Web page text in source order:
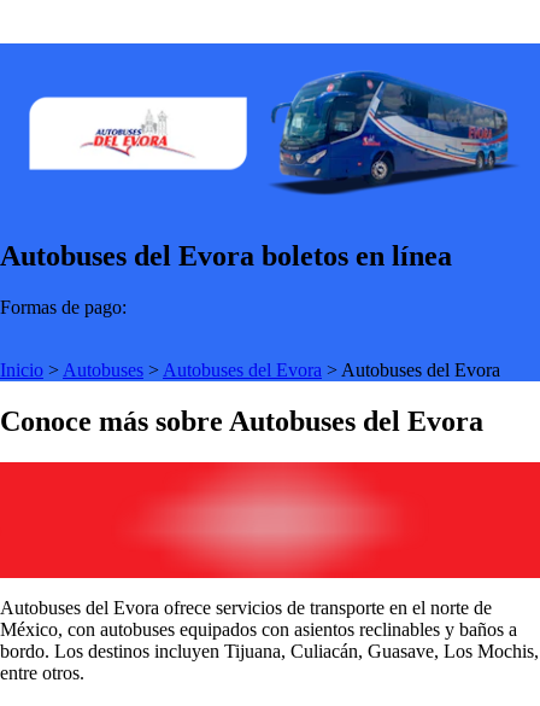
Autobuses del Evora boletos en línea
Formas de pago:
Inicio > Autobuses > Autobuses del Evora > Autobuses del Evora
Conoce más sobre Autobuses del Evora
Autobuses del Evora ofrece servicios de transporte en el norte de
México, con autobuses equipados con asientos reclinables y baños a
bordo. Los destinos incluyen Tijuana, Culiacán, Guasave, Los Mochis,
entre otros.